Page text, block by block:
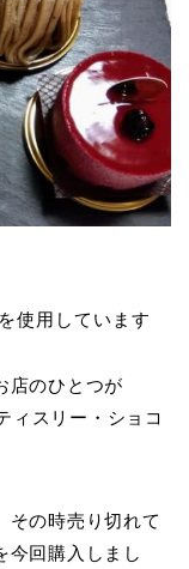
使用しています
店のひとつが
ィスリー・ショコ
その時売り切れて
今回購入しまし